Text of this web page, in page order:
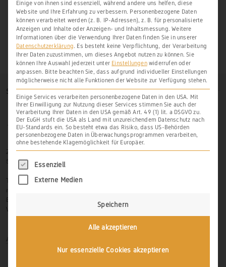
SO FINDEN SIE UNS
Zur Hasenlay 10
56379 Scheidt
Tel.: 06439-326 523
Email: info@weinbau-an-der-lahn.de
Web:
www.weinbau-an-der-lahn.de
Anmelden
Einige von ihnen sind essenziell, während andere uns helfen, diese
Website und Ihre Erfahrung zu verbessern. Personenbezogene Daten
können verarbeitet werden (z. B. IP-Adressen), z. B. für personalisierte
Anzeigen und Inhalte oder Anzeigen- und Inhaltsmessung. Weitere
Informationen über die Verwendung Ihrer Daten finden Sie in unserer
Datenschutzerklärung. Es besteht keine Verpflichtung, der Verarbeitung
Ihrer Daten zuzustimmen, um dieses Angebot nutzen zu können. Sie
können Ihre Auswahl jederzeit unter Einstellungenwiderrufen oder
anpassen. Bitte beachten Sie, dass aufgrund individueller Einstellungen
möglicherweise nicht alle Funktionen der Website zur Verfügung stehen.
Einige Services verarbeiten personenbezogene Daten in den USA. Mit
Ihrer Einwilligung zur Nutzung dieser Services stimmen Sie auch der
Verarbeitung Ihrer Daten in den USA gemäß Art. 49 (1) lit. a DSGVO zu.
Der EuGH stuft die USA als Land mit unzureichendem Datenschutz nach
EU-Standards ein. So besteht etwa das Risiko, dass US-Behörden
personenbezogene Daten in Überwachungsprogrammen verarbeiten,
ohne bestehende Klagemöglichkeit für Europäer.
Es folgt eine Liste der Service-Gruppen, für
Essenziell
Externe Medien
Speichern
Alle akzeptieren
Nur essenzielle Cookies akzeptieren